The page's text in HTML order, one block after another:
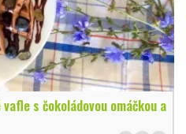
s čokoládovou omáčkou a